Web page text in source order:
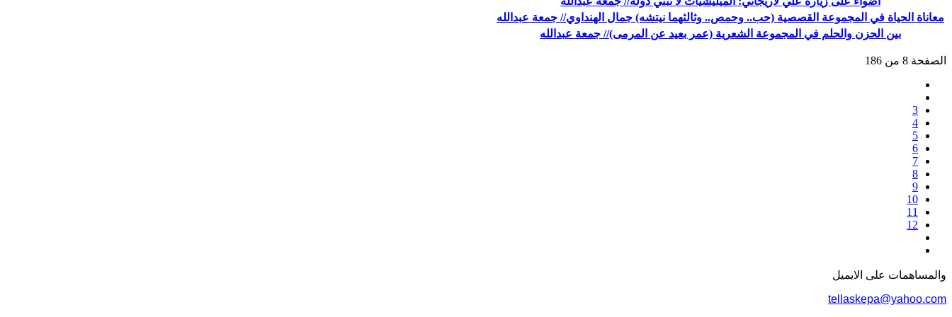
معاناة الحياة في المجموعة القصصية (حب.. وحمص.. وثالثهما نيتشه) جمال الهنداوي// جمعة عبدالله
بين الحزن والحلم في المجموعة الشعرية (عمر بعيد عن المرمى)// جمعة عبدالله
الصفحة 8 من 186
3
4
5
6
7
8
9
10
11
12
والمساهمات علی الایمیل
tellaskepa@yahoo.com